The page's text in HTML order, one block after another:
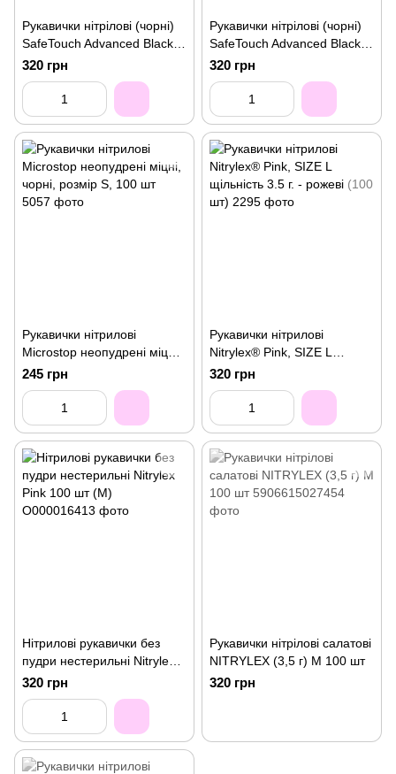
Рукавички нітрілові (чорні)
SafeTouch Advanced Black
MEDICOM 3,5 г 100шт S
320 грн
Рукавички нітрілові (чорні)
SafeTouch Advanced Black
MEDICOM 3,5 г 100шт XS
320 грн
Рукавички нітрилові
Microstop неопудрені міцні,
чорні, розмір S, 100 шт
245 грн
Рукавички нітрилові
Nitrylex® Pink, SIZE L
щільність 3.5 г. - рожеві (100
шт)
320 грн
Нітрилові рукавички без
пудри нестерильні Nitrylex
Pink 100 шт (M)
320 грн
Рукавички нітрілові салатові
NITRYLEX (3,5 г) M 100 шт
320 грн